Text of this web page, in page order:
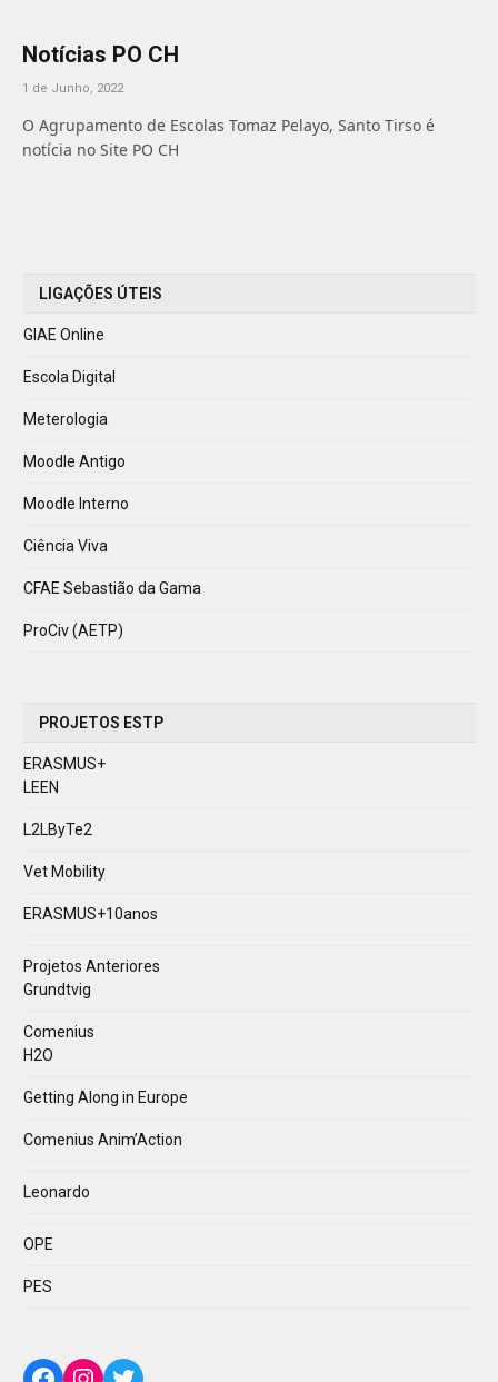
Notícias PO CH
1 de Junho, 2022
O Agrupamento de Escolas Tomaz Pelayo, Santo Tirso é
notícia no Site PO CH
LIGAÇÕES ÚTEIS
GIAE Online
Escola Digital
Meterologia
Moodle Antigo
Moodle Interno
Ciência Viva
CFAE Sebastião da Gama
ProCiv (AETP)
PROJETOS ESTP
ERASMUS+
LEEN
L2LByTe2
Vet Mobility
ERASMUS+10anos
Projetos Anteriores
Grundtvig
Comenius
H2O
Getting Along in Europe
Comenius Anim’Action
Leonardo
OPE
PES